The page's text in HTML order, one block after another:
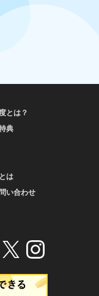
とは？
典
は
い合わせ